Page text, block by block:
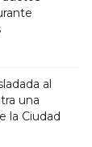
al
una
la Ciudad